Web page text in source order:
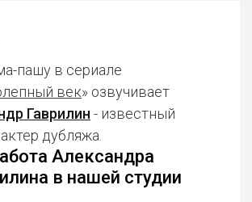
пашу в сериале
век» озвучивает
Гаврилин - известный
дубляжа.
Александра
в нашей студии